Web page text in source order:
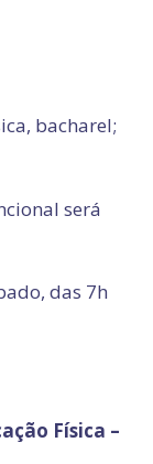
bacharel;
será
das 7h
Física –